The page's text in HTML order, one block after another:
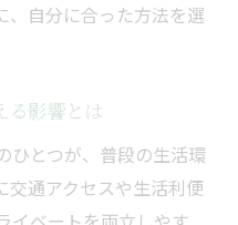
、自分に合った方法を選
る影響とは
ひとつが、普段の生活環
交通アクセスや生活利便